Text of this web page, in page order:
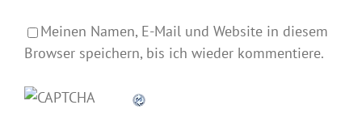
Meinen Namen, E-Mail und Website in diesem
Browser speichern, bis ich wieder kommentiere.